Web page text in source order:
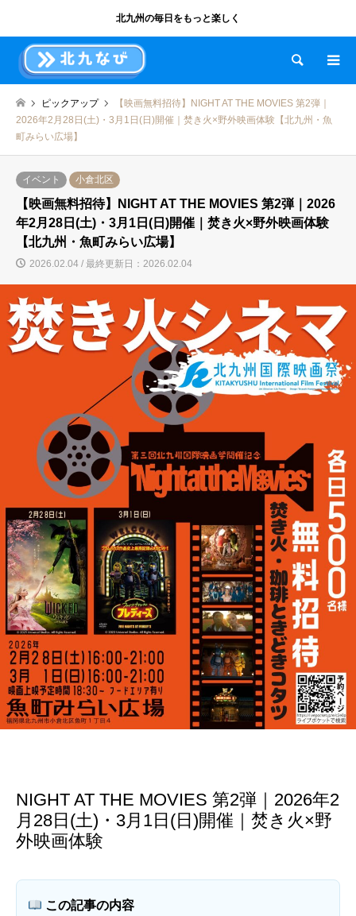
北九州の毎日をもっと楽しく
検索
ピックアップ
【映画無料招待】NIGHT AT THE MOVIES 第2弾｜
2026年2月28日(土)・3月1日(日)開催｜焚き火×野外映画体験【北九州・魚
町みらい広場】
イベント 小倉北区
【映画無料招待】NIGHT AT THE MOVIES 第2弾｜2026
年2月28日(土)・3月1日(日)開催｜焚き火×野外映画体験
【北九州・魚町みらい広場】
2026.02.04 / 最終更新日：2026.02.04
NIGHT AT THE MOVIES 第2弾｜2026年2
月28日(土)・3月1日(日)開催｜焚き火×野
外映画体験
この記事の内容